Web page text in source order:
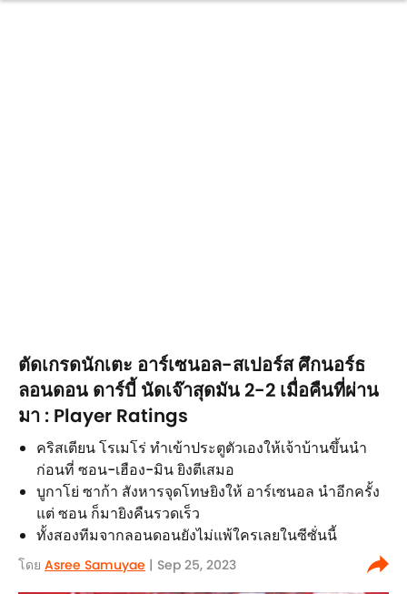
ตัดเกรดนักเตะ อาร์เซนอล-สเปอร์ส ศึกนอร์ธ
ลอนดอน ดาร์บี้ นัดเจ๊าสุดมัน 2-2 เมื่อคืนที่ผ่าน
มา : Player Ratings
คริสเตียน โรเมโร่ ทำเข้าประตูตัวเองให้เจ้าบ้านขึ้นนำ
ก่อนที่ ซอน-เฮือง-มิน ยิงตีเสมอ
บูกาโย่ ซาก้า สังหารจุดโทษยิงให้ อาร์เซนอล นำอีกครั้ง
แต่ ซอน ก็มายิงคืนรวดเร็ว
ทั้งสองทีมจากลอนดอนยังไม่แพ้ใครเลยในซีซั่นนี้
โดย Asree Samuyae | Sep 25, 2023